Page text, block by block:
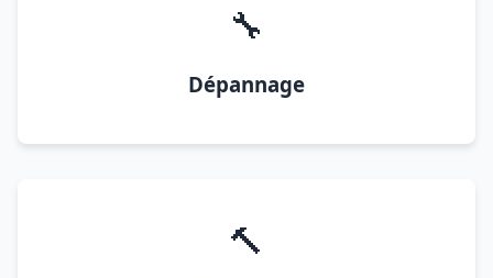
🔧
Dépannage
🔨